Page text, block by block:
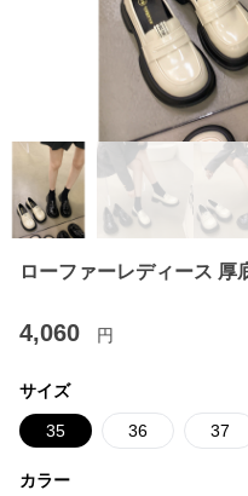
ローファーレディース 厚
4,060 円
サイズ
35 36 37
カラー